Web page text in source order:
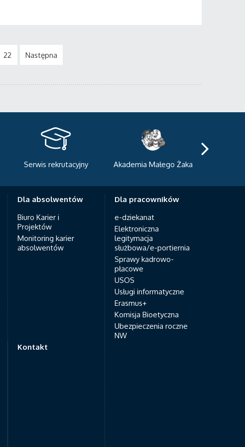
22 Następna
Akademia Małego Żaka
Centrum Sportowo-
Dla absolwentów
Biuro Karier i
Projektów
Monitoring karier
absolwentów
Dla pracowników
e-dziekanat
Elektroniczna
legitymacja
służbowa/e-portiernia
Sprawy kadrowo-
płacowe
USOS
Usługi informatyczne
Erasmus+
Komisja Bioetyczna
Ubezpieczenia roczne
NW
Kontakt